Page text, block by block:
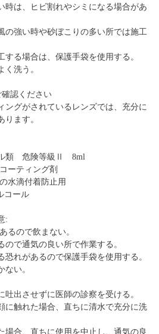
時は、ヒビ割れやシミになる場合があ
の強い時や砂ぼこりの多い所では施工
する場合は、保護手袋を使用する。
く洗う。
認ください
ングがされているレンズでは、充分に
ます。
ル類 危険等級Ⅱ 8ml
ーティング剤
水滴付着防止用
コール
:
るので飲まない。
ので通気の良い所で作業する。
恐れがあるので保護手袋を使用する。
ない。
吐出させずに医師の診察を受ける。
に触れた場合、直ちに清水で充分に洗
場合、直ちに使用を中止し、通気の良